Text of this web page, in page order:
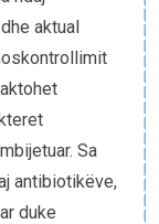
aktual
Sa
antibiotikëve,
duke